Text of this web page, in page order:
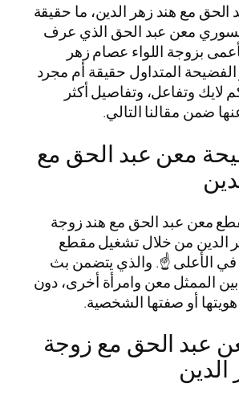
مع هند زهر الدين، ما حقيقة
معن عبد الحق الذي عرف
بزوجة اللواء عصام زهر
المتداول حقيقة أم مجرد
لايك وتفاعل، وتفاصيل أكثر
ضمن مقالنا التالي.
معن عبد الحق مع
معن عبد الحق مع هند زوجة
الدين من خلال تشغيل مقطع
في الأعلى ☝️. والذي يتضمن بث
الممثل معن وامرأة أخرى، دون
أو صفتها الشخصية.
عبد الحق مع زوجة